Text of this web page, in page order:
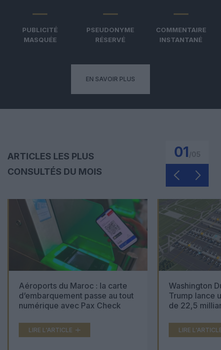
PUBLICITÉ
MASQUÉE
PSEUDONYME
RÉSERVÉ
COMMENTAIRE
INSTANTANÉ
EN SAVOIR PLUS
ARTICLES LES PLUS
CONSULTÉS DU MOIS
01
Aéroports du Maroc : la carte
d’embarquement passe au tout
numérique avec Pax Check
LIRE L'ARTICLE
Washington
Trump lance
de 22,5
LIRE